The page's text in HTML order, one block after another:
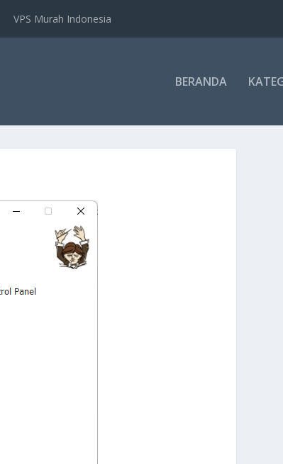
VPS Murah Indonesia
BERANDA